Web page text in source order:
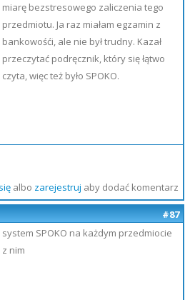
miarę bezstresowego zaliczenia tego
przedmiotu. Ja raz miałam egzamin z
bankowośći, ale nie był trudny. Kazał
przeczytać podręcznik, który się łątwo
czyta, więc też było SPOKO.
albo zarejestruj aby dodać komentarz
#87
system SPOKO na każdym przedmiocie
z nim